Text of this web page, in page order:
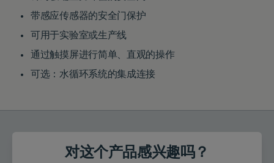
带感应传感器的安全门保护
可用于实验室或生产线
通过触摸屏进行简单、直观的操作
可选：水循环系统的集成连接
对这个产品感兴趣吗？